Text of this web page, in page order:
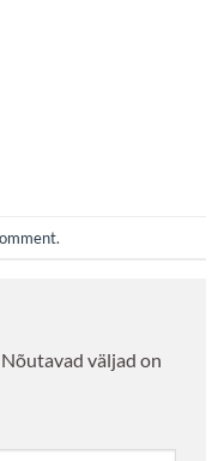
.
Nõutavad väljad on